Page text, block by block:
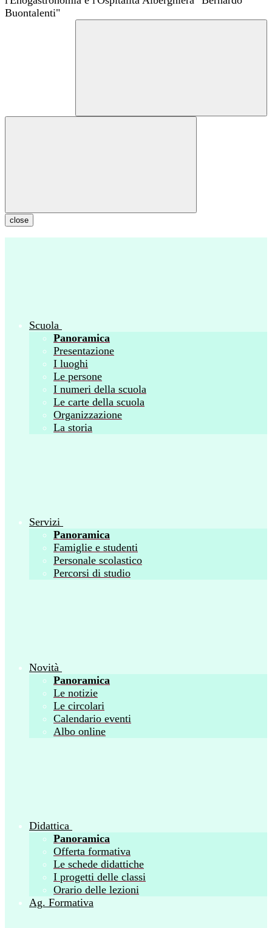
close
Scuola
Panoramica
Presentazione
I luoghi
Le persone
I numeri della scuola
Le carte della scuola
Organizzazione
La storia
Servizi
Panoramica
Famiglie e studenti
Personale scolastico
Percorsi di studio
Novità
Panoramica
Le notizie
Le circolari
Calendario eventi
Albo online
Didattica
Panoramica
Offerta formativa
Le schede didattiche
I progetti delle classi
Orario delle lezioni
Ag. Formativa